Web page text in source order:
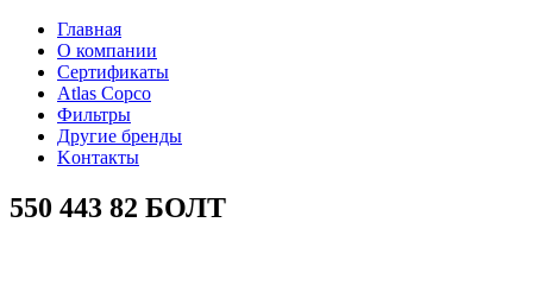
Главная
О компании
Сертификаты
Atlas Copco
Фильтры
Другие бренды
Kонтакты
550 443 82 БОЛТ